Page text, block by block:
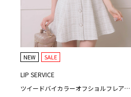
NEW SALE
LIP SERVICE
ツイードバイカラーオフショルフレアワンピース